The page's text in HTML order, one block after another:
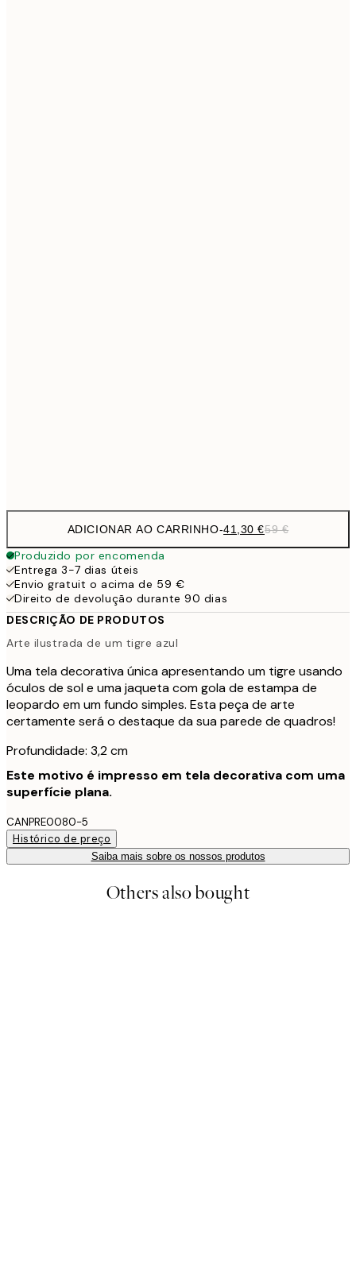
ADICIONAR AO CARRINHO-41,30 €59 €
Produzido por encomenda
Entrega 3-7 dias úteis
Envio gratuit o acima de 59 €
Direito de devolução durante 90 dias
DESCRIÇÃO DE PRODUTOS
Arte ilustrada de um tigre azul
Uma tela decorativa única apresentando um tigre usando
óculos de sol e uma jaqueta com gola de estampa de
leopardo em um fundo simples. Esta peça de arte
certamente será o destaque da sua parede de quadros!
Profundidade: 3,2 cm
Este motivo é impresso em tela decorativa com uma
superfície plana.
CANPRE0080-5
Histórico de preço
Saiba mais sobre os nossos produtos
Others also bought